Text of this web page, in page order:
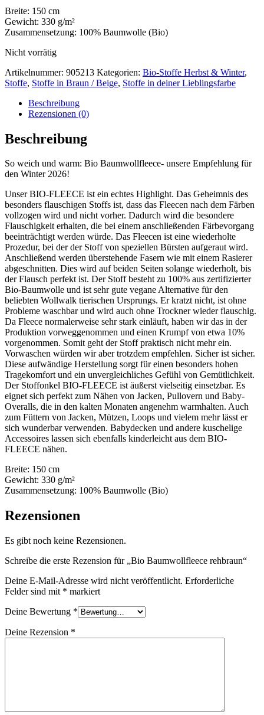
Breite: 150 cm
Gewicht: 330 g/m²
Zusammensetzung: 100% Baumwolle (Bio)
Nicht vorrätig
Artikelnummer: 905213 Kategorien: Bio-Stoffe Herbst & Winter,
Stoffe, Stoffe in Braun / Beige, Stoffe in deiner Lieblingsfarbe
Beschreibung
Rezensionen (0)
Beschreibung
So weich und warm: Bio Baumwollfleece- unsere Empfehlung für
den Winter 2026!
Unser BIO-FLEECE ist ein echtes Highlight. Das Geheimnis des
besonders flauschigen Stoffs ist, dass das Fleecen nach dem Färben
vollzogen wird und nicht vorher. Dadurch wird die besondere
Flauschigkeit erhalten, die bei einem anschließenden Färbevorgang
beeinträchtigt werden würde. Das Fleecen ist eine wiederholte
Prozedur, bei der der Stoff von speziellen Bürsten aufgeraut wird.
Anschließend werden überstehende Fasern wie mit einem Rasierer
abgeschnitten. Dies wird auf beiden Seiten solange wiederholt, bis
der Flausch perfekt ist. Der Stoff besteht zu 100% aus zertifizierter
Bio-Baumwolle und ist sehr gute vegane Alternative für den
beliebten Wollwalk tierischen Ursprungs. Er kratzt nicht, ist ohne
Probleme waschbar und wird auch ohne Trockner wieder flauschig.
Da Fleece normalerweise sehr stark einläuft, haben wir das in der
Produktion vorweggenommen und einen Krumpf von etwa 10%
vorgenommen. Somit geht der Stoff praktisch nicht mehr ein.
Vorwaschen würden wir aber trotzdem empfehlen. Sicher ist sicher.
Diese aufwändige Herstellung sorgt für einen besonders hohen
Tragekomfort und ein unvergleichliches Gefühl von Gemütlichkeit.
Der Stoffonkel BIO-FLEECE ist äußerst vielseitig einsetzbar. Es
eignet sich perfekt zum Nähen von Jacken, Pullovern und Baby-
Overalls, die in den kalten Monaten angenehm warmhalten. Auch
zum Füttern von Jacken, Mützen, Loops und vielem mehr lässt er
sich wunderbar verwenden. Babydecken und andere kuschelige
Accessoires lassen sich ebenfalls kinderleicht aus dem BIO-
FLEECE nähen.
Breite: 150 cm
Gewicht: 330 g/m²
Zusammensetzung: 100% Baumwolle (Bio)
Rezensionen
Es gibt noch keine Rezensionen.
Schreibe die erste Rezension für „Bio Baumwollfleece rehbraun“
Deine E-Mail-Adresse wird nicht veröffentlicht. Erforderliche
Felder sind mit * markiert
Deine Bewertung *
Deine Rezension *